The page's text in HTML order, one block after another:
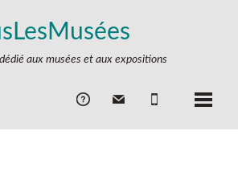
aux musées et aux expositions